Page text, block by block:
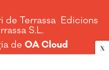
X
Terrassa Edicions
S.L.
de OA Cloud